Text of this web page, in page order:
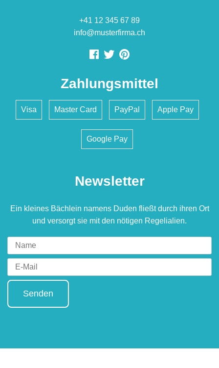
+41 12 345 67 89
info@musterfirma.ch
Zahlungsmittel
Visa Master Card PayPal Apple Pay
Google Pay
Newsletter
Ein kleines Bächlein namens Duden fließt durch ihren Ort
und versorgt sie mit den nötigen Regelialien.
Senden